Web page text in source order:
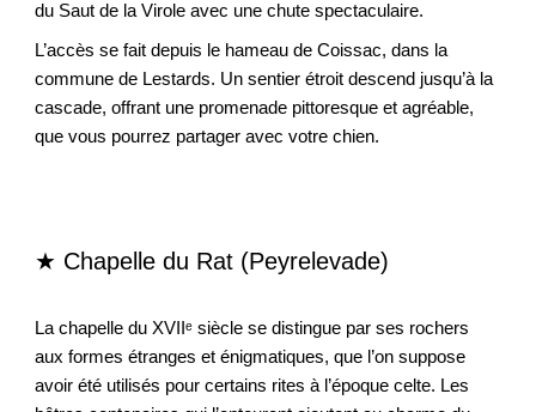
du Saut de la Virole avec une chute spectaculaire.
L’accès se fait depuis le hameau de Coissac, dans la
commune de Lestards. Un sentier étroit descend jusqu’à la
cascade, offrant une promenade pittoresque et agréable,
que vous pourrez partager avec votre chien.
★ Chapelle du Rat (Peyrelevade)
La chapelle du XVIIᵉ siècle se distingue par ses rochers
aux formes étranges et énigmatiques, que l’on suppose
avoir été utilisés pour certains rites à l’époque celte. Les